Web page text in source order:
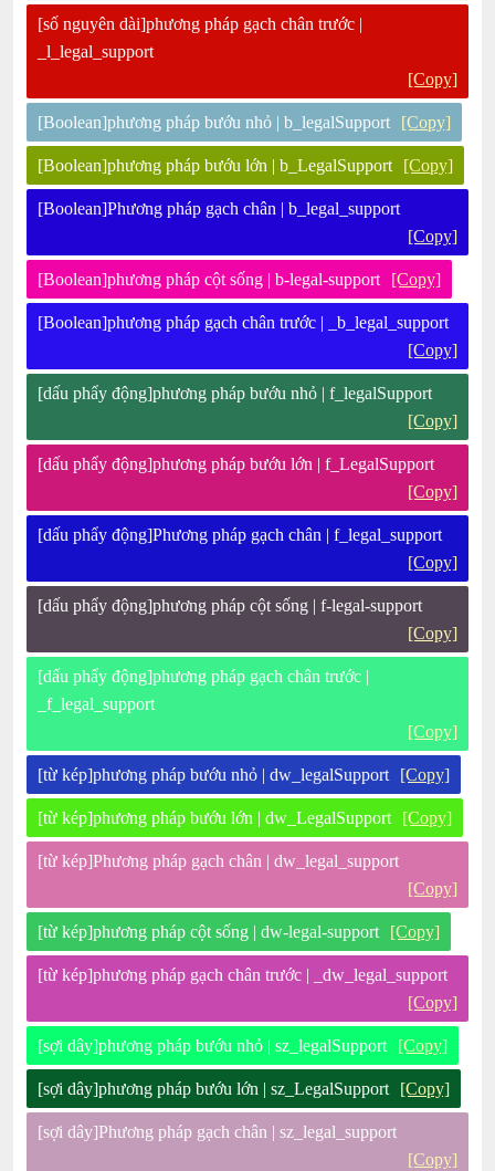
[số nguyên dài]phương pháp gạch chân trước |
_l_legal_support
[Copy]
[Boolean]phương pháp bướu nhỏ | b_legalSupport [Copy]
[Boolean]phương pháp bướu lớn | b_LegalSupport [Copy]
[Boolean]Phương pháp gạch chân | b_legal_support
[Copy]
[Boolean]phương pháp cột sống | b-legal-support [Copy]
[Boolean]phương pháp gạch chân trước | _b_legal_support
[Copy]
[dấu phẩy động]phương pháp bướu nhỏ | f_legalSupport
[Copy]
[dấu phẩy động]phương pháp bướu lớn | f_LegalSupport
[Copy]
[dấu phẩy động]Phương pháp gạch chân | f_legal_support
[Copy]
[dấu phẩy động]phương pháp cột sống | f-legal-support
[Copy]
[dấu phẩy động]phương pháp gạch chân trước |
_f_legal_support
[Copy]
[từ kép]phương pháp bướu nhỏ | dw_legalSupport [Copy]
[từ kép]phương pháp bướu lớn | dw_LegalSupport [Copy]
[từ kép]Phương pháp gạch chân | dw_legal_support
[Copy]
[từ kép]phương pháp cột sống | dw-legal-support [Copy]
[từ kép]phương pháp gạch chân trước | _dw_legal_support
[Copy]
[sợi dây]phương pháp bướu nhỏ | sz_legalSupport [Copy]
[sợi dây]phương pháp bướu lớn | sz_LegalSupport [Copy]
[sợi dây]Phương pháp gạch chân | sz_legal_support
[Copy]